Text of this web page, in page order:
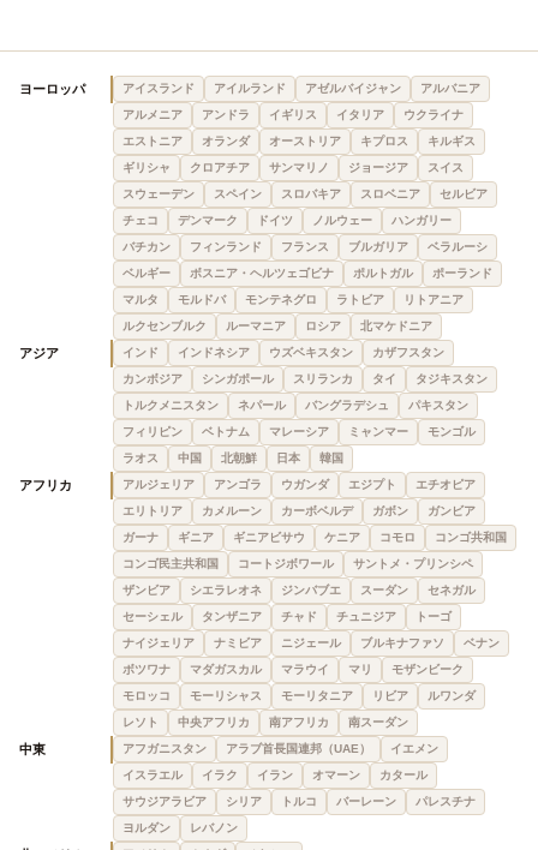
ヨーロッパ アイスランド アイルランド アゼルバイジャン
アルバニア
アルメニア
アンドラ イギリス イタリア
ウクライナ
エストニア
オランダ オーストリア キプロス
キルギス
ギリシャ
クロアチア サンマリノ ジョージア
スイス
スウェーデン
スペイン スロバキア スロベニア
セルビア
チェコ
デンマーク ドイツ ノルウェー
ハンガリー
バチカン
フィンランド フランス ブルガリア
ベラルーシ
ベルギー
ボスニア・ヘルツェゴビナ ポルトガル
ポーランド
マルタ
モルドバ モンテネグロ ラトビア
リトアニア
ルクセンブルク
ルーマニア ロシア 北マケドニア
アジア インド インドネシア ウズベキスタン
カザフスタン
カンボジア
シンガポール スリランカ タイ
タジキスタン
トルクメニスタン
ネパール バングラデシュ
パキスタン
フィリピン
ベトナム マレーシア ミャンマー
モンゴル
ラオス
中国 北朝鮮 日本 韓国
アフリカ アルジェリア アンゴラ ウガンダ エジプト
エチオピア
エリトリア
カメルーン カーボベルデ ガボン
ガンビア
ガーナ
ギニア ギニアビサウ ケニア コモロ
コンゴ共和国
コンゴ民主共和国
コートジボワール
サントメ・プリンシペ
ザンビア
シエラレオネ ジンバブエ スーダン
セネガル
セーシェル
タンザニア チャド チュニジア
トーゴ
ナイジェリア
ナミビア ニジェール ブルキナファソ
ベナン
ボツワナ
マダガスカル マラウイ マリ
モザンビーク
モロッコ
モーリシャス モーリタニア リビア
ルワンダ
レソト
中央アフリカ 南アフリカ 南スーダン
中東 アフガニスタン アラブ首長国連邦（UAE）
イエメン
イスラエル
イラク イラン オマーン
カタール
サウジアラビア
シリア トルコ バーレーン
パレスチナ
ヨルダン
レバノン